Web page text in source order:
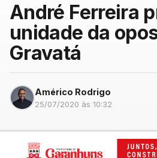
André Ferreira
unidade da
Gravatá
Américo Rodrigo
25/07/2020 às 10:32